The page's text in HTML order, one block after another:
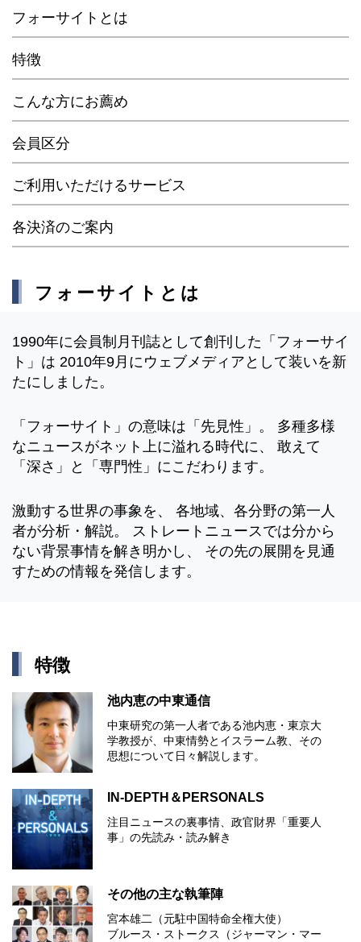
フォーサイトとは
特徴
こんな方にお薦め
会員区分
ご利用いただけるサービス
各決済のご案内
フォーサイトとは
1990年に会員制月刊誌として創刊した「フォーサイ
ト」は 2010年9月にウェブメディアとして装いを新
たにしました。
「フォーサイト」の意味は「先見性」。 多種多様
なニュースがネット上に溢れる時代に、 敢えて
「深さ」と「専門性」にこだわります。
激動する世界の事象を、 各地域、各分野の第一人
者が分析・解説。 ストレートニュースでは分から
ない背景事情を解き明かし、 その先の展開を見通
すための情報を発信します。
特徴
池内恵の中東通信
中東研究の第⼀⼈者である池内恵・東京⼤
学教授が、中東情勢とイスラーム教、その
思想について⽇々解説します。
IN-DEPTH＆PERSONALS
注目ニュースの裏事情、政官財界「重要人
事」の先読み・読み解き
その他の主な執筆陣
宮本雄二（元駐中国特命全権大使）
ブルース・ストークス（ジャーマン・マー